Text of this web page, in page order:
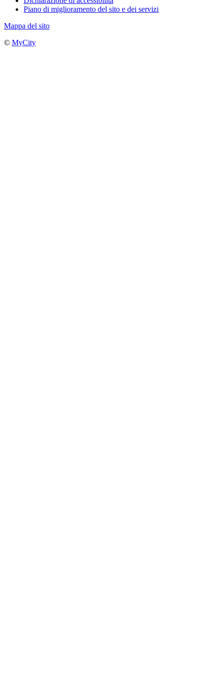
Piano di miglioramento del sito e dei servizi
Mappa del sito
© MyCity